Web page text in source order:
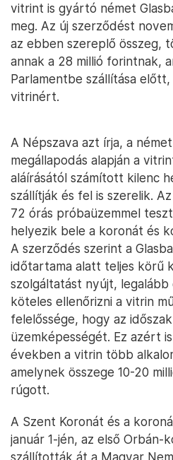
vitrint is gyártó német
meg. Az új szerződést
az ebben szereplő összeg,
annak a 28 millió forintnak,
Parlamentbe szállítása
vitrinért.
A Népszava azt írja, a
megállapodás alapján a
aláírásától számított kilenc
szállítják és fel is szerelik.
72 órás próbaüzemmel
helyezik bele a koronát és
A szerződés szerint a
időtartama alatt teljes körű
szolgáltatást nyújt,
köteles ellenőrizni a vitrin
felelőssége, hogy az
üzemképességét. Ez azért
években a vitrin több
amelynek összege 10-20
rúgott.
A Szent Koronát és a
január 1-jén, az első Orbán-
szállították át a Magyar